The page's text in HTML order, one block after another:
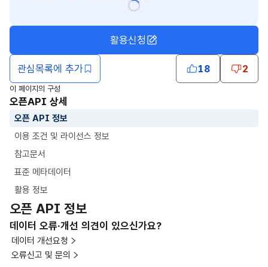
관심목록에 추가
활용신청
18 2
이 페이지의 구성
오픈API 상세
오픈 API 정보
이용 조건 및 라이선스 정보
참고문서
표준 메타데이터
활용 정보
오픈 API 정보
데이터 오류·개선 의견이 있으신가요?
데이터 개선요청
오류신고 및 문의